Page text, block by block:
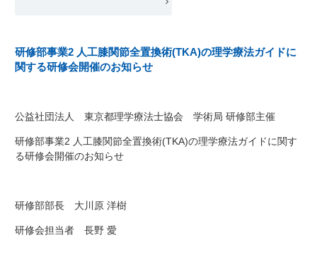
研修部事業2 人工膝関節全置換術(TKA)の理学療法ガイドに
関する研修会開催のお知らせ
公益社団法人 東京都理学療法士協会 学術局 研修部主催
研修部事業2 人工膝関節全置換術(TKA)の理学療法ガイドに関す
る研修会開催のお知らせ
研修部部長 大川原 洋樹
研修会担当者 長野 愛